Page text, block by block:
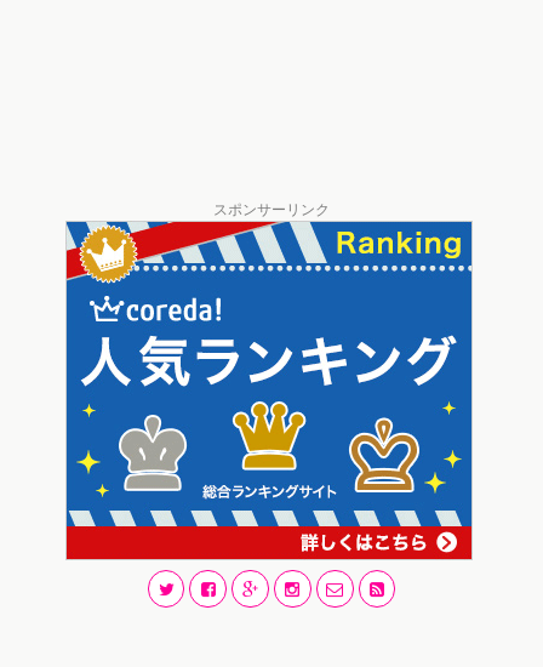
スポンサーリンク